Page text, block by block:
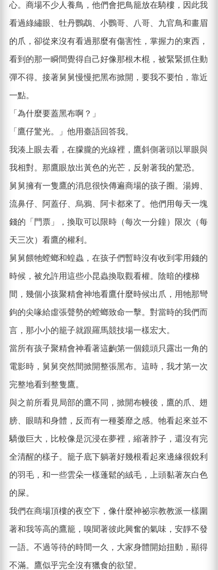
心。商場不少人養鳥，他們會把鳥籠放在騎樓，因此我
看過綠繡眼、牡丹鸚鵡、小鸚哥、八哥、九官鳥和畫眉
的爪，卻從來沒有看過那麼有傷害性，掌握力的東西，
看到的那一瞬間覺得自己好像那根木棍，被緊緊抓住動
彈不得。接著舅舅慢慢把黑布掀開，要我不要怕，靠近
一點。
「為什麼要蓋黑布啊？」
「鷹仔驚光。」他用臺語回答我。
我湊上眼去看，在朦朧的光線裡，鷹斜側著頭以單眼與
我相對。那鷹眼放出黃色的光芒，反射著我的驚恐。
舅舅擁有一隻鷹的消息很快傳遍商場的孩子圈。湯姆、
流鼻仔、阿蓋仔、烏鴉、阿卡都來了。他們用每天一塊
錢的「門票」，換取可以限時（每次一分鐘）限次（每
天三次）看鷹的權利。
舅舅餵牠螳螂和蝗蟲，在孩子們暫時沒有收到零用錢的
時候，被允許用這些小昆蟲換取觀看權。陰暗的樓梯
間，幾個小孩聚精會神地看鷹什麼時候出爪，用牠那彎
鉤的尖喙給虛張聲勢的螳螂致命一擊。對當時的我們而
言，那小小的籠子就跟羅馬競技場一樣宏大。
當所有孩子聚精會神看著這齣第一個鏡頭只露出一角的
電影時，舅舅突然間掀開整張黑布。這時，我才第一次
完整地看到整隻鷹。
與之前所看見局部的鷹不同，掀開布幔後，鷹的爪、翅
膀、眼睛和身體，反而有一種萎靡之感。牠看起來並不
驕傲巨大，比較像是沉浸在夢裡，縮著脖子，還沒有完
全清醒的樣子。籠子底下躺著好幾根看起來邊緣很銳利
的羽毛，和一些雲朵一樣蓬鬆的絨毛，上頭黏著灰白色
的屎。
我們在商場頂樓的夜空下，像什麼神祕宗教教派一樣圍
著和我等高的鷹籠，嗅聞著彼此興奮的氣味，安靜不發
一語。不過等待的時間一久，大家身體開始扭動，顯得
不滿。鷹似乎完全沒有獵食的欲望。